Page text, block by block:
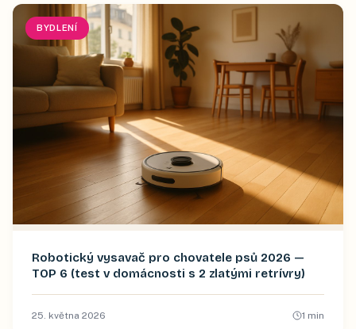
BYDLENÍ
Robotický vysavač pro chovatele psů 2026 —
TOP 6 (test v domácnosti s 2 zlatými retrívry)
25. května 2026 1 min